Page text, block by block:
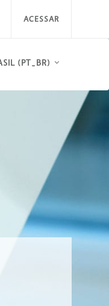
ACESSAR
‎(PT_BR)‎